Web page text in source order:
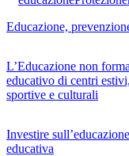
Educazione,
L’Educazione non
educativo di centri
sportive e culturali
Investire
educativa